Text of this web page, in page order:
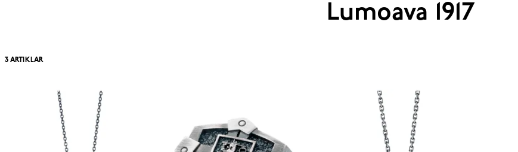
Lumoava 1917
3 ARTIKLAR